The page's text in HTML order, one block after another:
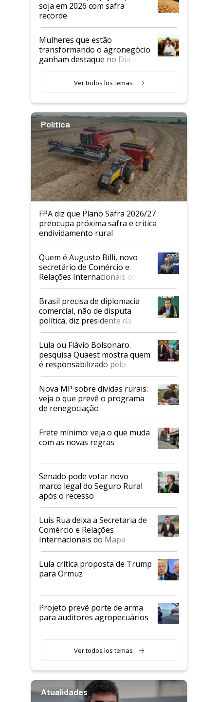
soja em 2026 com safra
recorde
Mulheres que estão
transformando o agronegócio
ganham destaque no Dia do
Ver todos los temas
Política
FPA diz que Plano Safra 2026/27
preocupa próxima safra e critica
endividamento rural
Quem é Augusto Billi, novo
secretário de Comércio e
Relações Internacionais do
Mapa
Brasil precisa de diplomacia
comercial, não de disputa
política, diz presidente da
Faesp
Lula ou Flávio Bolsonaro:
pesquisa Quaest mostra quem
é responsabilizado pelo
tarifaço dos EUA
Nova MP sobre dívidas rurais:
veja o que prevê o programa
de renegociação
Frete mínimo: veja o que muda
com as novas regras
Senado pode votar novo
marco legal do Seguro Rural
após o recesso
Luis Rua deixa a Secretaria de
Comércio e Relações
Internacionais do Mapa
Lula critica proposta de Trump
para Ormuz
Projeto prevê porte de arma
para auditores agropecuários
Ver todos los temas
Atualidades